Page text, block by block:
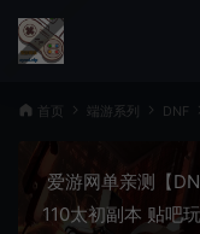
首页 端游系列 DNF
爱游网单亲测【
110太初副本 贴吧